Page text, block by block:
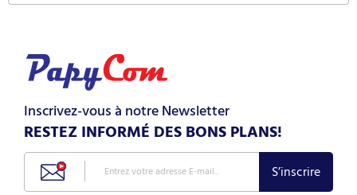
Inscrivez-vous à notre Newsletter
RESTEZ INFORMÉ DES BONS PLANS!